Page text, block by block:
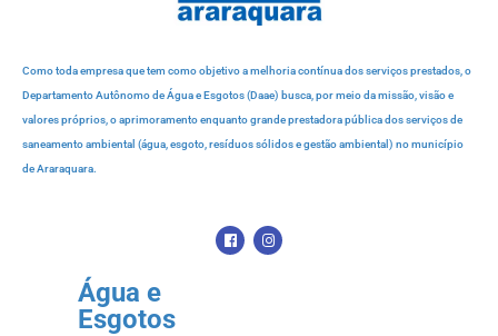
Como toda empresa que tem como objetivo a melhoria contínua dos serviços prestados, o
Departamento Autônomo de Água e Esgotos (Daae) busca, por meio da missão, visão e
valores próprios, o aprimoramento enquanto grande prestadora pública dos serviços de
saneamento ambiental (água, esgoto, resíduos sólidos e gestão ambiental) no município
de Araraquara.
Água e
Esgotos